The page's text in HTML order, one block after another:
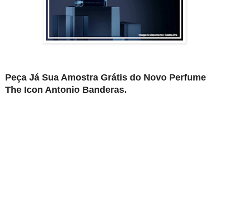
Peça Já Sua Amostra Grátis do Novo Perfume
The Icon Antonio Banderas.